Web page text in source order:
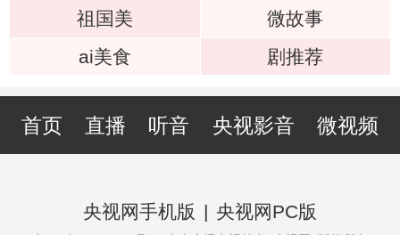
祖国美
微故事
ai美食
剧推荐
首页 直播 听音 央视影音 微视频
央视网手机版 | 央视网PC版